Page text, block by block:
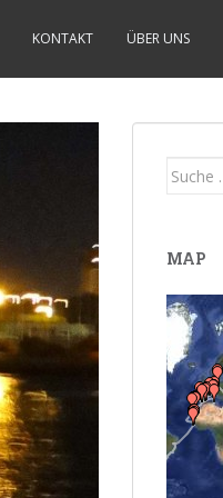
KONTAKT ÜBER UNS
Suche
MAP